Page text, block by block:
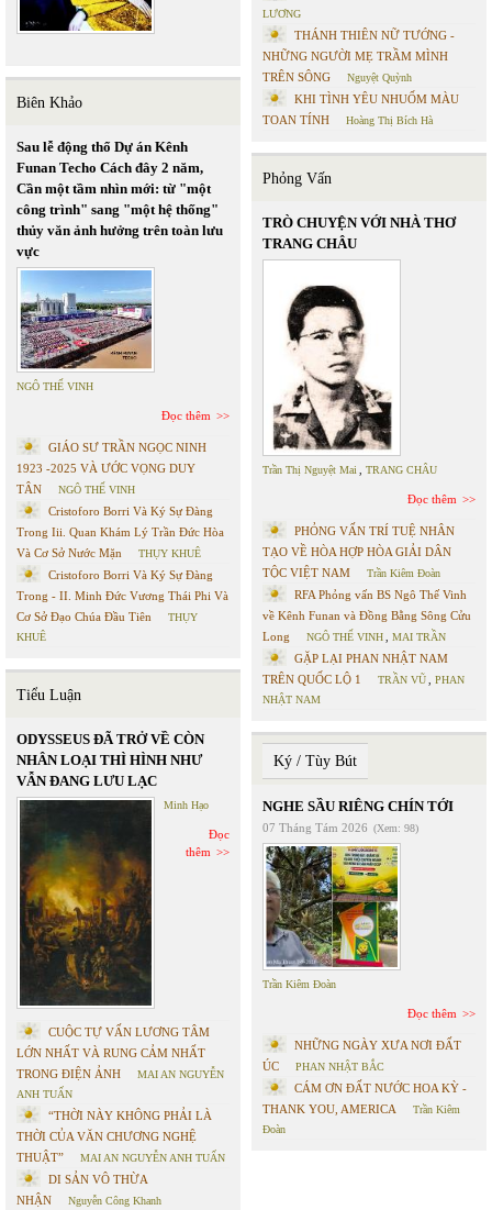
Biên Khảo
Sau lễ động thổ Dự án Kênh
Funan Techo Cách đây 2 năm,
Cần một tầm nhìn mới: từ "một
công trình" sang "một hệ thống"
thủy văn ảnh hưởng trên toàn lưu
vực
NGÔ THẾ VINH
Đọc thêm
GIÁO SƯ TRẦN NGỌC NINH
1923 -2025 VÀ ƯỚC VỌNG DUY
TÂN
NGÔ THẾ VINH
Cristoforo Borri Và Ký Sự Đàng
Trong Iii. Quan Khám Lý Trần Đức Hòa
Và Cơ Sở Nước Mặn
THỤY KHUÊ
Cristoforo Borri Và Ký Sự Đàng
Trong - II. Minh Đức Vương Thái Phi Và
Cơ Sở Đạo Chúa Đầu Tiên
THỤY
KHUÊ
Tiểu Luận
ODYSSEUS ĐÃ TRỞ VỀ CÒN
NHÂN LOẠI THÌ HÌNH NHƯ
VẪN ĐANG LƯU LẠC
Minh Hạo
Đọc
thêm
CUỘC TỰ VẤN LƯƠNG TÂM
LỚN NHẤT VÀ RUNG CẢM NHẤT
TRONG ĐIỆN ẢNH
MAI AN NGUYỄN
ANH TUẤN
“THỜI NÀY KHÔNG PHẢI LÀ
THỜI CỦA VĂN CHƯƠNG NGHỆ
THUẬT”
MAI AN NGUYỄN ANH TUẤN
DI SẢN VÔ THỪA
NHẬN
Nguyễn Công Khanh
LƯƠNG
THÁNH THIÊN NỮ TƯỚNG -
NHỮNG NGƯỜI MẸ TRẦM MÌNH
TRÊN SÔNG
Nguyệt Quỳnh
KHI TÌNH YÊU NHUỐM MÀU
TOAN TÍNH
Hoàng Thị Bích Hà
Phỏng Vấn
TRÒ CHUYỆN VỚI NHÀ THƠ
TRANG CHÂU
Trần Thị Nguyệt Mai, TRANG CHÂU
Đọc thêm
PHỎNG VẤN TRÍ TUỆ NHÂN
TẠO VỀ HÒA HỢP HÒA GIẢI DÂN
TỘC VIỆT NAM
Trần Kiêm Đoàn
RFA Phỏng vấn BS Ngô Thế Vinh
về Kênh Funan và Đồng Bằng Sông Cửu
Long
NGÔ THẾ VINH, MAI TRẦN
GẶP LẠI PHAN NHẬT NAM
TRÊN QUỐC LỘ 1
TRẦN VŨ, PHAN
NHẬT NAM
Ký / Tùy Bút
NGHE SẦU RIÊNG CHÍN TỚI
07 Tháng Tám 2026 (Xem: 98)
Trần Kiêm Đoàn
Đọc thêm
NHỮNG NGÀY XƯA NƠI ĐẤT
ÚC
PHAN NHẬT BẮC
CÁM ƠN ĐẤT NƯỚC HOA KỲ -
THANK YOU, AMERICA
Trần Kiêm
Đoàn